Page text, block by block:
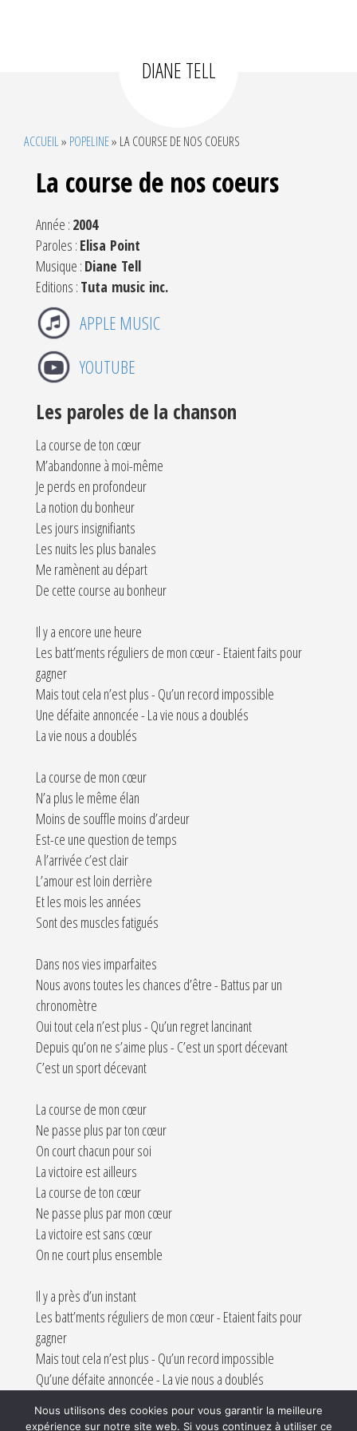
DIANE TELL
ACCUEIL» POPELINE» LA COURSE DE NOS COEURS
La course de nos coeurs
Année : 2004
Paroles : Elisa Point
Musique : Diane Tell
Editions : Tuta music inc.
APPLE MUSIC
YOUTUBE
Les paroles de la chanson
La course de ton cœur
M’abandonne à moi-même
Je perds en profondeur
La notion du bonheur
Les jours insignifiants
Les nuits les plus banales
Me ramènent au départ
De cette course au bonheur
Il y a encore une heure
Les batt’ments réguliers de mon cœur - Etaient faits pour
gagner
Mais tout cela n’est plus - Qu’un record impossible
Une défaite annoncée - La vie nous a doublés
La vie nous a doublés
La course de mon cœur
N’a plus le même élan
Moins de souffle moins d’ardeur
Est-ce une question de temps
A l’arrivée c’est clair
L’amour est loin derrière
Et les mois les années
Sont des muscles fatigués
Dans nos vies imparfaites
Nous avons toutes les chances d’être - Battus par un
chronomètre
Oui tout cela n’est plus - Qu’un regret lancinant
Depuis qu’on ne s’aime plus - C’est un sport décevant
C’est un sport décevant
La course de mon cœur
Ne passe plus par ton cœur
On court chacun pour soi
La victoire est ailleurs
La course de ton cœur
Ne passe plus par mon cœur
La victoire est sans cœur
On ne court plus ensemble
Il y a près d’un instant
Les batt’ments réguliers de mon cœur - Etaient faits pour
gagner
Mais tout cela n’est plus - Qu’un record impossible
Qu’une défaite annoncée - La vie nous a doublés
Nous utilisons des cookies pour vous garantir la meilleure
expérience sur notre site web. Si vous continuez à utiliser ce